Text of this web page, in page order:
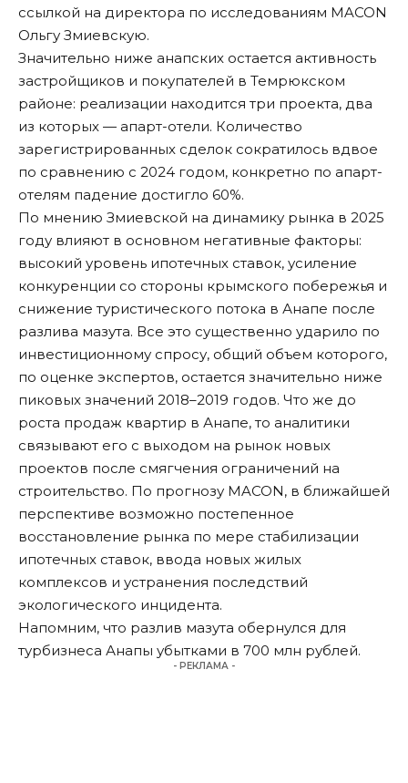
ссылкой на директора по исследованиям MACON
Ольгу Змиевскую.
Значительно ниже анапских остается активность
застройщиков и покупателей в Темрюкском
районе: реализации находится три проекта, два
из которых — апарт-отели. Количество
зарегистрированных сделок сократилось вдвое
по сравнению с 2024 годом, конкретно по апарт-
отелям падение достигло 60%.
По мнению Змиевской на динамику рынка в 2025
году влияют в основном негативные факторы:
высокий уровень ипотечных ставок, усиление
конкуренции со стороны крымского побережья и
снижение туристического потока в Анапе после
разлива мазута. Все это существенно ударило по
инвестиционному спросу, общий объем которого,
по оценке экспертов, остается значительно ниже
пиковых значений 2018–2019 годов. Что же до
роста продаж квартир в Анапе, то аналитики
связывают его с выходом на рынок новых
проектов после смягчения ограничений на
строительство. По прогнозу MACON, в ближайшей
перспективе возможно постепенное
восстановление рынка по мере стабилизации
ипотечных ставок, ввода новых жилых
комплексов и устранения последствий
экологического инцидента.
Напомним, что разлив мазута обернулся для
турбизнеса Анапы убытками в 700 млн рублей.
- РЕКЛАМА -